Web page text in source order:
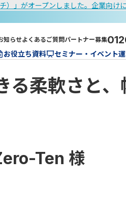
」がオープンしました。企業向け
知らせよくあるご質問パートナー募集
お役立ち資料 セミナー・イベント
る柔軟さと
Ten 様